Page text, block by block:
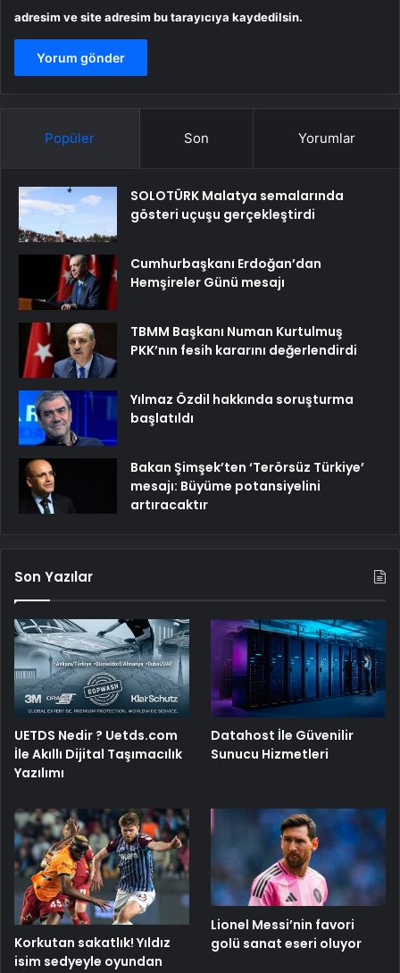
adresim ve site adresim bu tarayıcıya kaydedilsin.
Popüler Son Yorumlar
SOLOTÜRK Malatya semalarında
gösteri uçuşu gerçekleştirdi
Cumhurbaşkanı Erdoğan’dan
Hemşireler Günü mesajı
TBMM Başkanı Numan Kurtulmuş
PKK’nın fesih kararını değerlendirdi
Yılmaz Özdil hakkında soruşturma
başlatıldı
Bakan Şimşek’ten ‘Terörsüz Türkiye’
mesajı: Büyüme potansiyelini
artıracaktır
Son Yazılar
UETDS Nedir ? Uetds.com
İle Akıllı Dijital Taşımacılık
Yazılımı
Datahost İle Güvenilir
Sunucu Hizmetleri
Korkutan sakatlık! Yıldız
isim sedyeyle oyundan
Lionel Messi’nin favori
golü sanat eseri oluyor